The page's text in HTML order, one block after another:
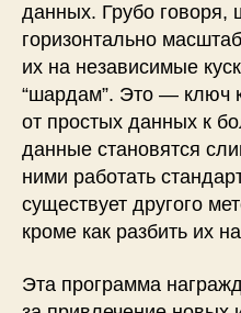
данных. Грубо говоря,
горизонтально
их на независимые
“шардам”. Это — ключ
от простых данных к
данные становятся
ними работать
существует другого
кроме как разбить их
Эта программа